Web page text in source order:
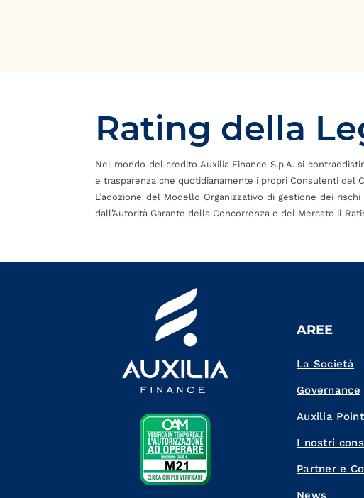
Rating della
Nel mondo del credito Auxilia Finance S.p.A. si
e trasparenza che quotidianamente i propri Consulenti del
L’adozione del Modello Organizzativo di gestione dei
dall’Autorità Garante della Concorrenza e del Mercato il
AREE
La Società
Governance
Auxilia Point
I nostri
Partner e
News